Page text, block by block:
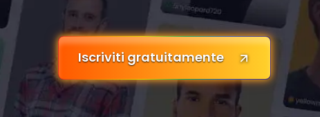
Iscriviti gratuitamente